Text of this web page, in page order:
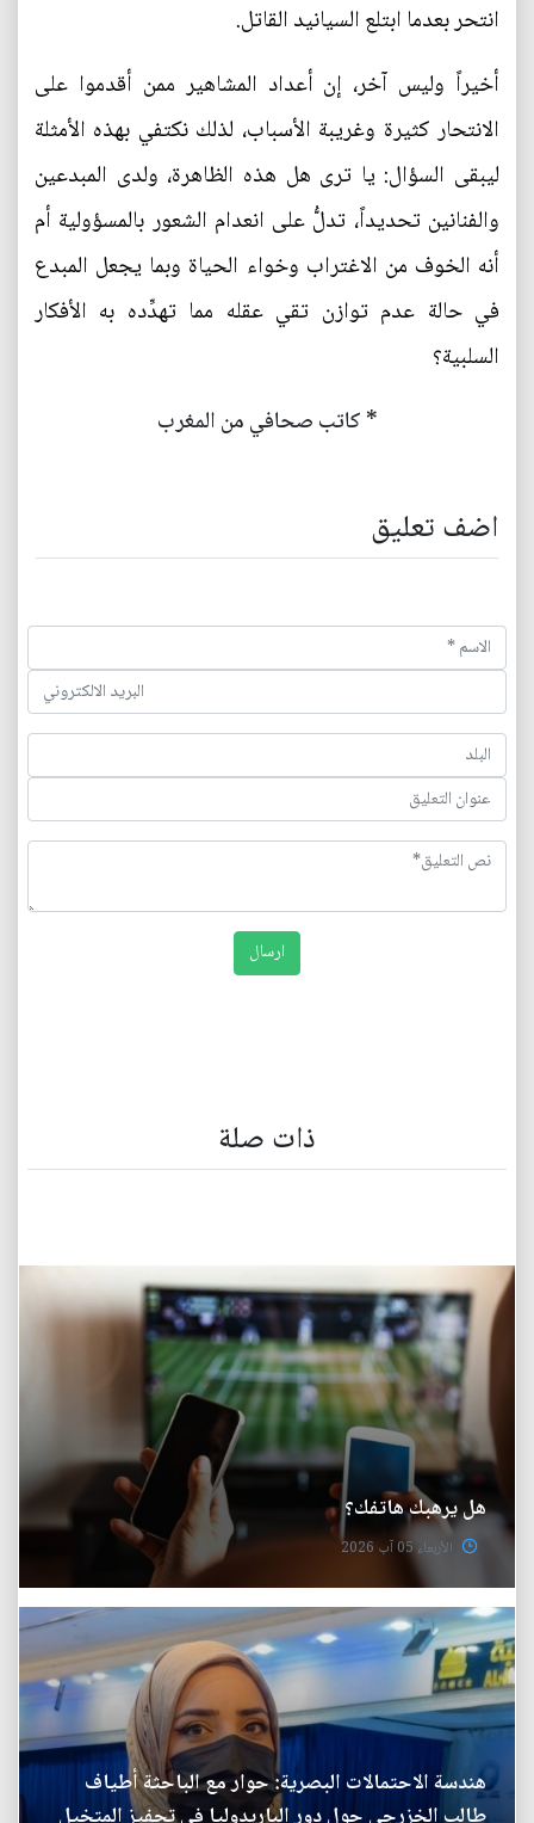
انتحر بعدما ابتلع السيانيد القاتل.
أخيراً وليس آخر، إن أعداد المشاهير ممن أقدموا على
الانتحار كثيرة وغريبة الأسباب، لذلك نكتفي بهذه الأمثلة
ليبقى السؤال: يا ترى هل هذه الظاهرة، ولدى المبدعين
والفنانين تحديداً، تدلُّ على انعدام الشعور بالمسؤولية أم
أنه الخوف من الاغتراب وخواء الحياة وبما يجعل المبدع
في حالة عدم توازن تقي عقله مما تهدِّده به الأفكار
السلبية؟‏‏
* كاتب صحافي من المغرب
اضف تعليق
ذات صلة
هل يرهبك هاتفك؟
الأربعاء 05 آب 2026
هندسة الاحتمالات البصرية: حوار مع الباحثة أطياف